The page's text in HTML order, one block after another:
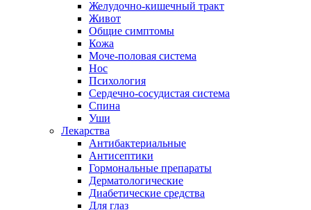
Желудочно-кишечный тракт
Живот
Общие симптомы
Кожа
Моче-половая система
Нос
Психология
Сердечно-сосудистая система
Спина
Уши
Лекарства
Антибактериальные
Антисептики
Гормональные препараты
Дерматологические
Диабетические средства
Для глаз